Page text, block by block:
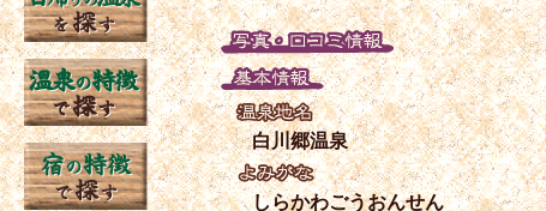
白川郷温泉
しらかわごうおんせん